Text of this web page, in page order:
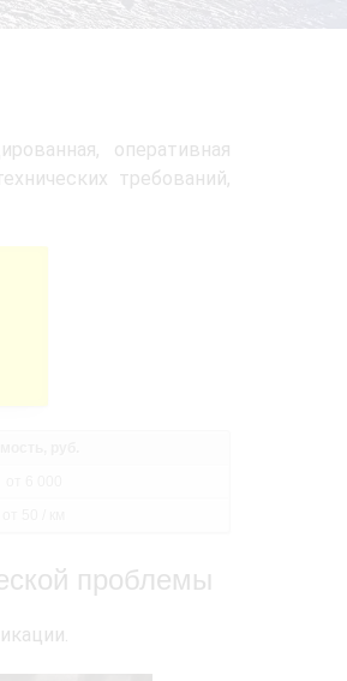
оперативная
требований,
проблемы